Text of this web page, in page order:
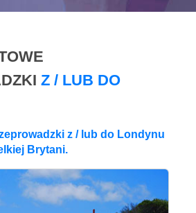
Z / LUB DO
z / lub do Londynu
Brytani.